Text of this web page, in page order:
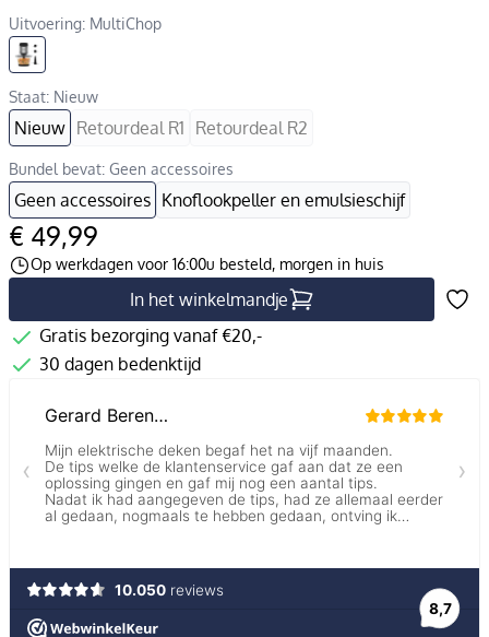
Uitvoering: MultiChop
Staat: Nieuw
Nieuw Retourdeal R1 Retourdeal R2
Bundel bevat: Geen accessoires
Geen accessoires Knoflookpeller en emulsieschijf
€ 49,99
Op werkdagen voor 16:00u besteld, morgen in huis
In het winkelmandje
Gratis bezorging vanaf €20,-
30 dagen bedenktijd